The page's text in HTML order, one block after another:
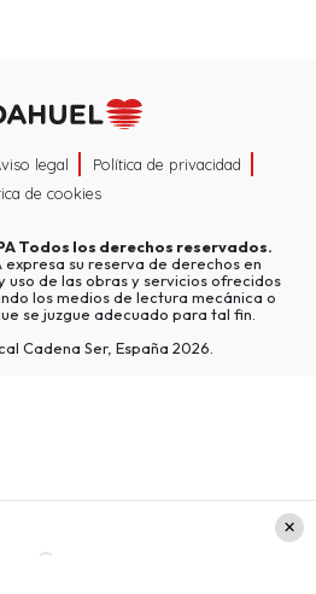
legal
Política de privacidad
de cookies
Todos los derechos reservados.
expresa su reserva de derechos en
uso de las obras y servicios ofrecidos
los medios de lectura mecánica o
se juzgue adecuado para tal fin.
Cadena Ser, España 2026.